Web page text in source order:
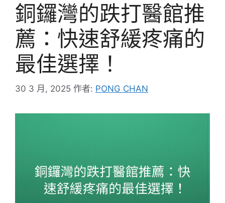
銅鑼灣的跌打醫館推
薦：快速舒緩疼痛的
最佳選擇！
30 3 月, 2025 作者: PONG CHAN